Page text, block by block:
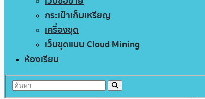
กระเป๋าเก็บเหรียญ
เครื่องขุด
เว็บขุดแบบ Cloud Mining
ห้องเรียน